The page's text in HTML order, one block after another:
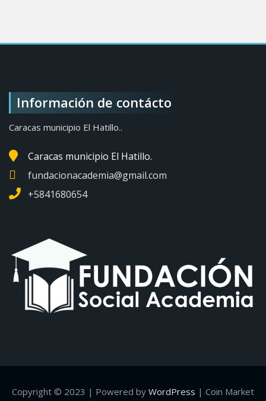
Información de contácto
Caracas municipio El Hatillo..
Caracas municipio El Hatillo.
fundacionacademia@gmail.com
+5841680654
Copyright © 2023 | Powered by WordPress | Coin Market